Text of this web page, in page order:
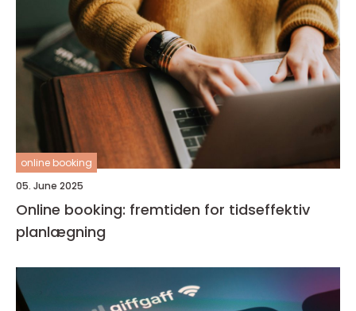
online booking
05. June 2025
Online booking: fremtiden for tidseffektiv
planlægning